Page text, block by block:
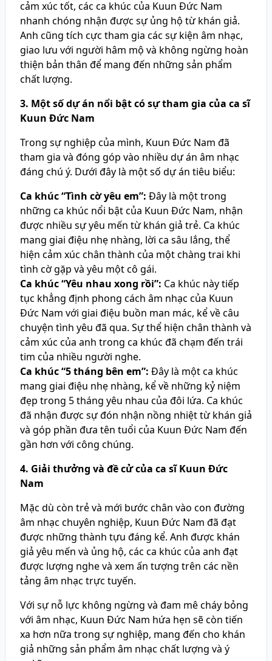
cảm xúc tốt, các ca khúc của Kuun Đức Nam
nhanh chóng nhận được sự ủng hộ từ khán giả.
Anh cũng tích cực tham gia các sự kiện âm nhạc,
giao lưu với người hâm mộ và không ngừng hoàn
thiện bản thân để mang đến những sản phẩm
chất lượng.
3. Một số dự án nổi bật có sự tham gia của ca sĩ
Kuun Đức Nam
Trong sự nghiệp của mình, Kuun Đức Nam đã
tham gia và đóng góp vào nhiều dự án âm nhạc
đáng chú ý. Dưới đây là một số dự án tiêu biểu:
Ca khúc “Tình cờ yêu em”: Đây là một trong
những ca khúc nổi bật của Kuun Đức Nam, nhận
được nhiều sự yêu mến từ khán giả trẻ. Ca khúc
mang giai điệu nhẹ nhàng, lời ca sâu lắng, thể
hiện cảm xúc chân thành của một chàng trai khi
tình cờ gặp và yêu một cô gái.
Ca khúc “Yêu nhau xong rồi”: Ca khúc này tiếp
tục khẳng định phong cách âm nhạc của Kuun
Đức Nam với giai điệu buồn man mác, kể về câu
chuyện tình yêu đã qua. Sự thể hiện chân thành và
cảm xúc của anh trong ca khúc đã chạm đến trái
tim của nhiều người nghe.
Ca khúc “5 tháng bên em”: Đây là một ca khúc
mang giai điệu nhẹ nhàng, kể về những kỷ niệm
đẹp trong 5 tháng yêu nhau của đôi lứa. Ca khúc
đã nhận được sự đón nhận nồng nhiệt từ khán giả
và góp phần đưa tên tuổi của Kuun Đức Nam đến
gần hơn với công chúng.
4. Giải thưởng và đề cử của ca sĩ Kuun Đức
Nam
Mặc dù còn trẻ và mới bước chân vào con đường
âm nhạc chuyên nghiệp, Kuun Đức Nam đã đạt
được những thành tựu đáng kể. Anh được khán
giả yêu mến và ủng hộ, các ca khúc của anh đạt
được lượng nghe và xem ấn tượng trên các nền
tảng âm nhạc trực tuyến.
Với sự nỗ lực không ngừng và đam mê cháy bỏng
với âm nhạc, Kuun Đức Nam hứa hẹn sẽ còn tiến
xa hơn nữa trong sự nghiệp, mang đến cho khán
giả những sản phẩm âm nhạc chất lượng và ý